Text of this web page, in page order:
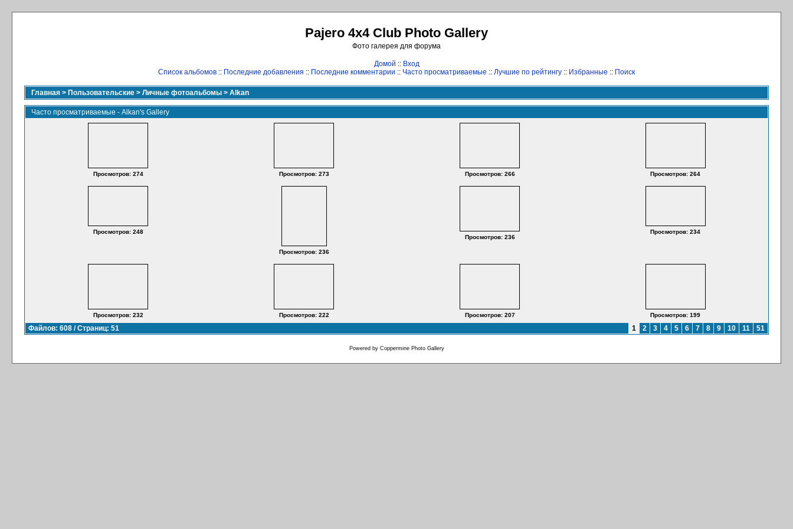
Pajero 4x4 Club Photo Gallery
Фото галерея для форума
Домой :: Вход
Список альбомов :: Последние добавления :: Последние комментарии :: Часто просматриваемые :: Лучшие по рейтингу :: Избранные :: Поиск
Главная > Пользовательские > Личные фотоальбомы > Alkan
Часто просматриваемые - Alkan's Gallery
Просмотров: 274 Просмотров: 273 Просмотров: 266 Просмотров: 264
Просмотров: 248
Просмотров: 236
Просмотров: 236
Просмотров: 234
Просмотров: 232 Просмотров: 222 Просмотров: 207 Просмотров: 199
Файлов: 608 / Страниц: 51 1 2 3 4 5 6 7 8 9 10 11 51
Powered by Coppermine Photo Gallery